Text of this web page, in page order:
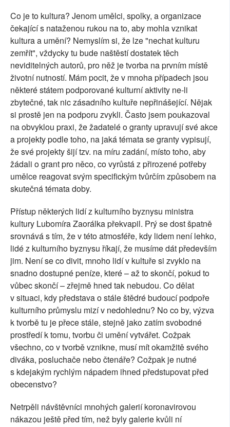
Co je to kultura? Jenom umělci, spolky, a organizace
čekající s nataženou rukou na to, aby mohla vznikat
kultura a umění? Nemyslím si, že lze "nechat kulturu
zemřít", vždycky tu bude naštěstí dostatek těch
neviditelných autorů, pro něž je tvorba na prvním místě
životní nutností. Mám pocit, že v mnoha případech jsou
některé státem podporované kulturní aktivity ne-li
zbytečné, tak nic zásadního kultuře nepřinášející. Nějak
si prostě jen na podporu zvykli. Často jsem poukazoval
na obvyklou praxi, že žadatelé o granty upravují své akce
a projekty podle toho, na jaká témata se granty vypisují,
že své projekty šijí tzv. na míru zadání, místo toho, aby
žádali o grant pro něco, co vyrůstá z přirozené potřeby
umělce reagovat svým specifickým tvůrčím způsobem na
skutečná témata doby.
Přístup některých lidí z kulturního byznysu ministra
kultury Lubomíra Zaorálka překvapil. Prý se dost špatně
srovnává s tím, že v této atmosféře, kdy lidem není lehko,
lidé z kulturního byznysu říkají, že musíme dát především
jim. Není se co divit, mnoho lidí v kultuře si zvyklo na
snadno dostupné peníze, které – až to skončí, pokud to
vůbec skončí – zřejmě hned tak nebudou. Co dělat
v situaci, kdy představa o stále štědré budoucí podpoře
kulturního průmyslu mizí v nedohlednu? No co by, výzva
k tvorbě tu je přece stále, stejně jako zatím svobodné
prostředí k tomu, tvorbu či umění vytvářet. Cožpak
všechno, co v tvorbě vznikne, musí mít okamžitě svého
diváka, posluchače nebo čtenáře? Cožpak je nutné
s kdejakým rychlým nápadem ihned předstupovat před
obecenstvo?
Netrpěli návštěvníci mnohých galerií koronavirovou
nákazou ještě před tím, než byly galerie kvůli ní